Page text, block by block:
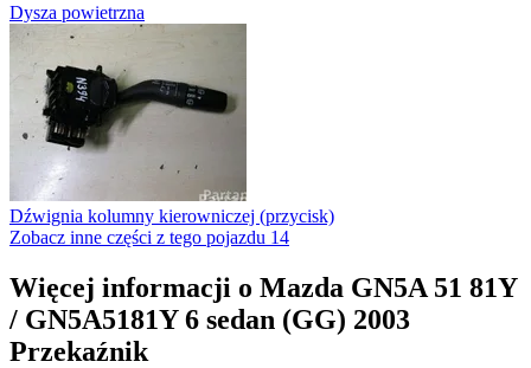
Dysza powietrzna
Dźwignia kolumny kierowniczej (przycisk)
Zobacz inne części z tego pojazdu 14
Więcej informacji o Mazda GN5A 51 81Y
/ GN5A5181Y 6 sedan (GG) 2003
Przekaźnik